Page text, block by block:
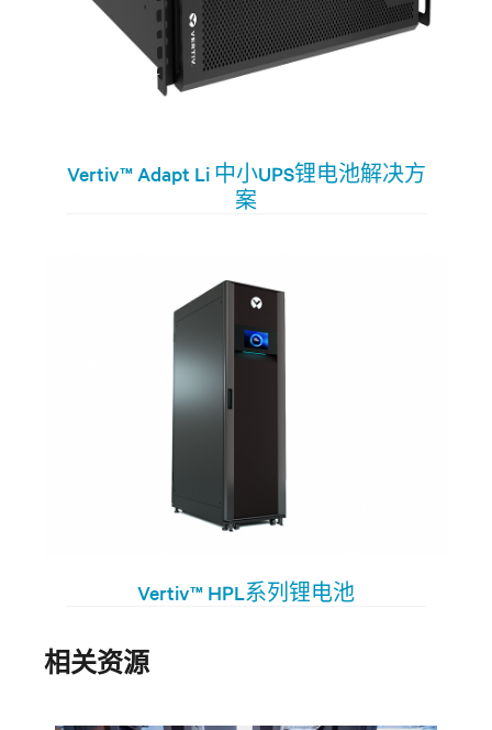
Vertiv™ Adapt Li 中小UPS锂电池解决方
案
Vertiv™ HPL系列锂电池
相关资源